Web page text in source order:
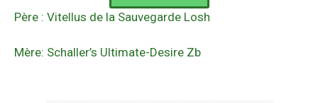
Père : Vitellus de la Sauvegarde Losh
Mère: Schaller’s Ultimate-Desire Zb